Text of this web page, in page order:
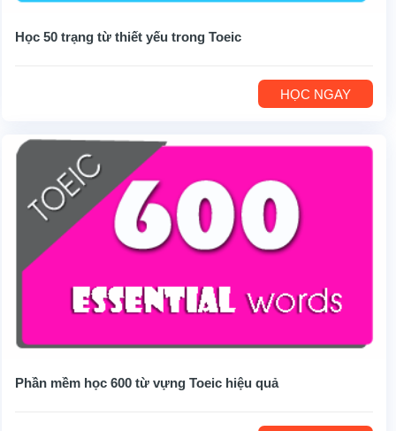
Học 50 trạng từ thiết yếu trong Toeic
HỌC NGAY
Phần mềm học 600 từ vựng Toeic hiệu quả